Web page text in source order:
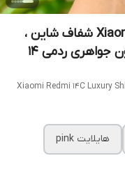
قاب گوشی شیائومی Xiaomi Redmi 14C شفاف شاین ،
مدل Luxury Shine Star طرح پاپیون جواهری ردمی ۱۴
Xiaomi Redmi 14C Luxury
هایلایت pink